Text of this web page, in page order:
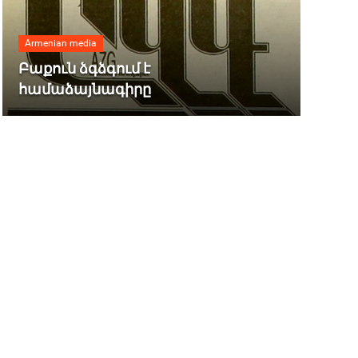
Armenian media
Բաքուն ձգձգում է
համաձայնագիրը